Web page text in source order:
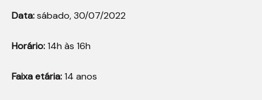
Data:sábado, 30/07/2022
Horário:14h às 16h
Faixa etária:14 anos